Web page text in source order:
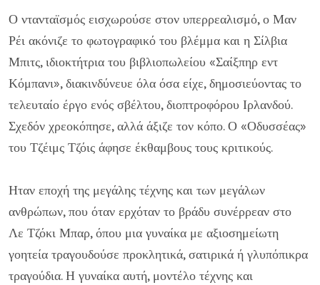
Ο ντανταϊσμός εισχωρούσε στον υπερρεαλισμό, ο Μαν
Ρέι ακόνιζε το φωτογραφικό του βλέμμα και η Σίλβια
Μπιτς, ιδιοκτήτρια του βιβλιοπωλείου «Σαίξπηρ εντ
Κόμπανι», διακινδύνευε όλα όσα είχε, δημοσιεύοντας το
τελευταίο έργο ενός σβέλτου, διοπτροφόρου Ιρλανδού.
Σχεδόν χρεοκόπησε, αλλά άξιζε τον κόπο. Ο «Οδυσσέας»
του Τζέιμς Τζόις άφησε έκθαμβους τους κριτικούς.
Ηταν εποχή της μεγάλης τέχνης και των μεγάλων
ανθρώπων, που όταν ερχόταν το βράδυ συνέρρεαν στο
Λε Τζόκι Μπαρ, όπου μια γυναίκα με αξιοσημείωτη
γοητεία τραγουδούσε προκλητικά, σατιρικά ή γλυπόπικρα
τραγούδια. Η γυναίκα αυτή, μοντέλο τέχνης και